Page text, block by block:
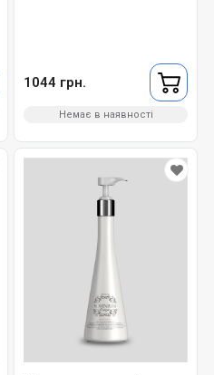
1044 грн.
Немає в наявності